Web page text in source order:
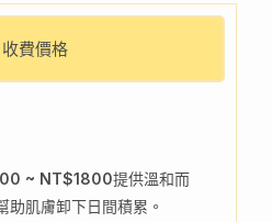
收費價格
~ NT$1800提供溫和而
助肌膚卸下日間積累。